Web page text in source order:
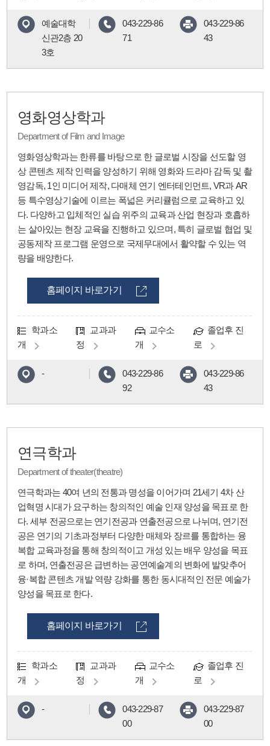
예술대학
신관2층 20
3호
043-229-86
71
043-229-86
43
영화영상학과
Department of Film and Image
영화영상학과는 한류를 바탕으로 한 글로벌 시장을 선도할 영
상 콘텐츠 제작 인력을 양성하기 위해 영화와 드라마 감독 및 촬
영감독, 1인 미디어 제작, 다매체 연기 엔터테인먼트, VR과 AR
등 특수영상기술에 이르는 폭넓은 커리큘럼으로 교육하고 있
다. 다양하고 입체적인 실습 위주의 교육과 산업 현장과 호흡하
는 살아있는 현장 교육을 진행하고 있으며, 특히 글로벌 협업 및
공동제작 프로그램 운영으로 국제무대에서 활약할 수 있는 역
량을 배양한다.
홈페이지 바로가기
학과소
개
교과과
정
교수소
개
졸업후 진
로
-
043-229-86
92
043-229-86
43
연극학과
Department of theater(theatre)
연극학과는 40여 년의 전통과 명성을 이어가며 21세기 4차 산
업혁명 시대가 요구하는 창의적인 예술 인재 양성을 목표로 한
다. 세부 전공으로는 연기전공과 연출전공으로 나뉘며, 연기전
공은 연기의 기초과정부터 다양한 매체와 장르를 통합하는 융
복합 교육과정을 통해 창의적이고 개성 있는 배우 양성을 목표
로 하며, 연출전공은 급변하는 공연예술계의 변화에 발맞추어
융·복합 콘텐츠 개발 역량 강화를 통한 동시대적인 전문 예술가
양성을 목표로 한다.
홈페이지 바로가기
학과소
개
교과과
정
교수소
개
졸업후 진
로
-
043-229-87
00
043-229-87
00